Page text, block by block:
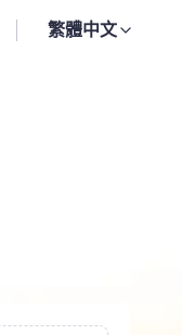
繁體中文